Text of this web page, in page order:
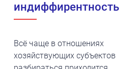
индиффирентность
Всё чаще в отношениях
хозяйствующих субъектов